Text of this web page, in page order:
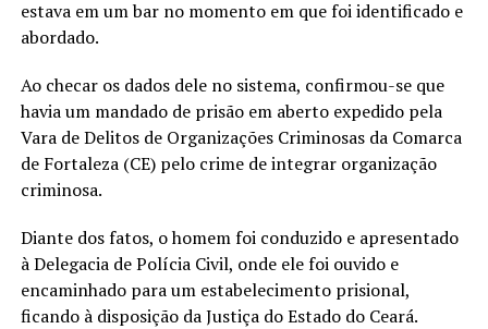
estava em um bar no momento em que foi identificado e
abordado.
Ao checar os dados dele no sistema, confirmou-se que
havia um mandado de prisão em aberto expedido pela
Vara de Delitos de Organizações Criminosas da Comarca
de Fortaleza (CE) pelo crime de integrar organização
criminosa.
Diante dos fatos, o homem foi conduzido e apresentado
à Delegacia de Polícia Civil, onde ele foi ouvido e
encaminhado para um estabelecimento prisional,
ficando à disposição da Justiça do Estado do Ceará.